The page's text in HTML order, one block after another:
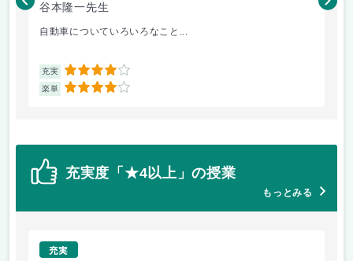
谷本隆一先生
自動車についていろいろなこと...
充実 4
楽単 4
松
充実度「★4以上」の授業
もっとみる
充実